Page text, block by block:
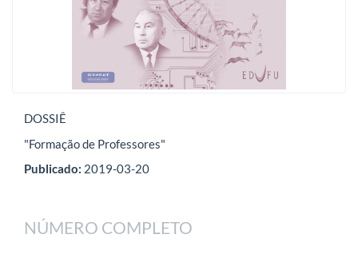
DOSSIÊ
"Formação de Professores"
Publicado: 2019-03-20
NÚMERO COMPLETO